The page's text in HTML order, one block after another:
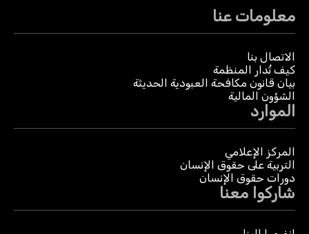
معلومات عنا
الاتصال بنا
كيف تُدار المنظمة
بيان قانون مكافحة العبودية الحديثة
الشؤون المالية
الموارد
المركز الإعلامي
التربية على حقوق الإنسان
دورات حقوق الإنسان
شاركوا معنا